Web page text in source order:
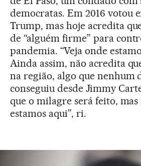
democratas. Em 2016 votou
Trump, mas hoje acredita
de “alguém firme” para
pandemia. “Veja onde
Ainda assim, não acredita
na região, algo que nenhum
conseguiu desde Jimmy
que o milagre será feito, mas
estamos aqui”, ri.